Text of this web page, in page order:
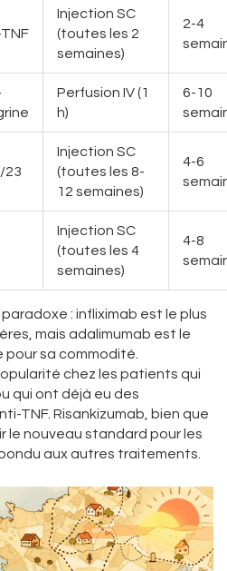
Injection SC
(toutes les 2
semaines)
2-4
Perfusion IV (1
h)
6-10
23
Injection SC
(toutes les 8-
12 semaines)
4-6
Injection SC
(toutes les 4
semaines)
4-8
: infliximab est le plus
mais adalimumab est le
pour sa commodité.
chez les patients qui
qui ont déjà eu des
TNF. Risankizumab, bien que
le nouveau standard pour les
aux autres traitements.